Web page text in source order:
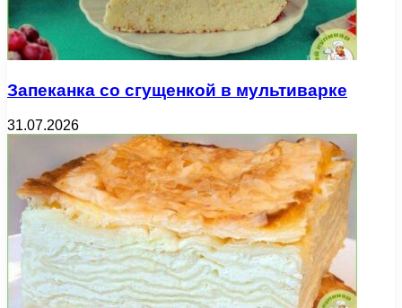
Запеканка со сгущенкой в мультиварке
31.07.2026